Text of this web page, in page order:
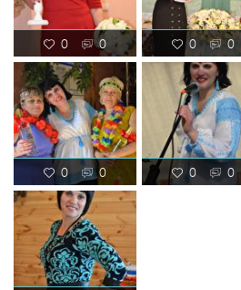
0 0 0 0
0 0 0 0